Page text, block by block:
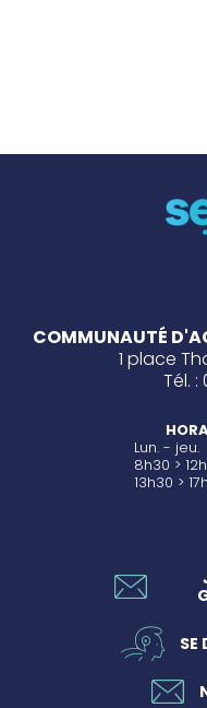
COMMUNAUTÉ
1 place
Tél.
Lun. - jeu.
8h30 >
13h30 >
SE